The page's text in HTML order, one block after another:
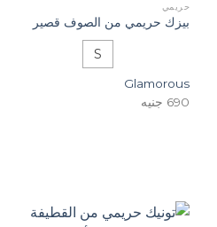
حريمي
بيزك حريمي من الصوف قصير
S
Glamorous
690 جنيه